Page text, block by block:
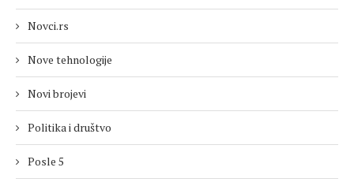
Novci.rs
Nove tehnologije
Novi brojevi
Politika i društvo
Posle 5